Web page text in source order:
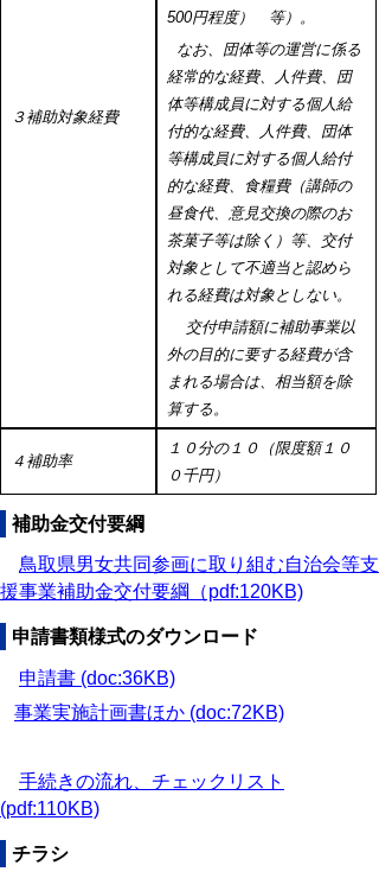
３補助対象経費
500円程度） 等）。
なお、団体等の運営に係る
経常的な経費、人件費、団
体等構成員に対する個人給
付的な経費、人件費、団体
等構成員に対する個人給付
的な経費、食糧費（講師の
昼食代、意見交換の際のお
茶菓子等は除く）等、交付
対象として不適当と認めら
れる経費は対象としない。
交付申請額に補助事業以
外の目的に要する経費が含
まれる場合は、相当額を除
算する。
４補助率
１０分の１０（限度額１０
０千円）
補助金交付要綱
鳥取県男女共同参画に取り組む自治会等支
援事業補助金交付要綱（pdf:120KB)
申請書類様式のダウンロード
申請書 (doc:36KB)
事業実施計画書ほか (doc:72KB)
手続きの流れ、チェックリスト
(pdf:110KB)
チラシ